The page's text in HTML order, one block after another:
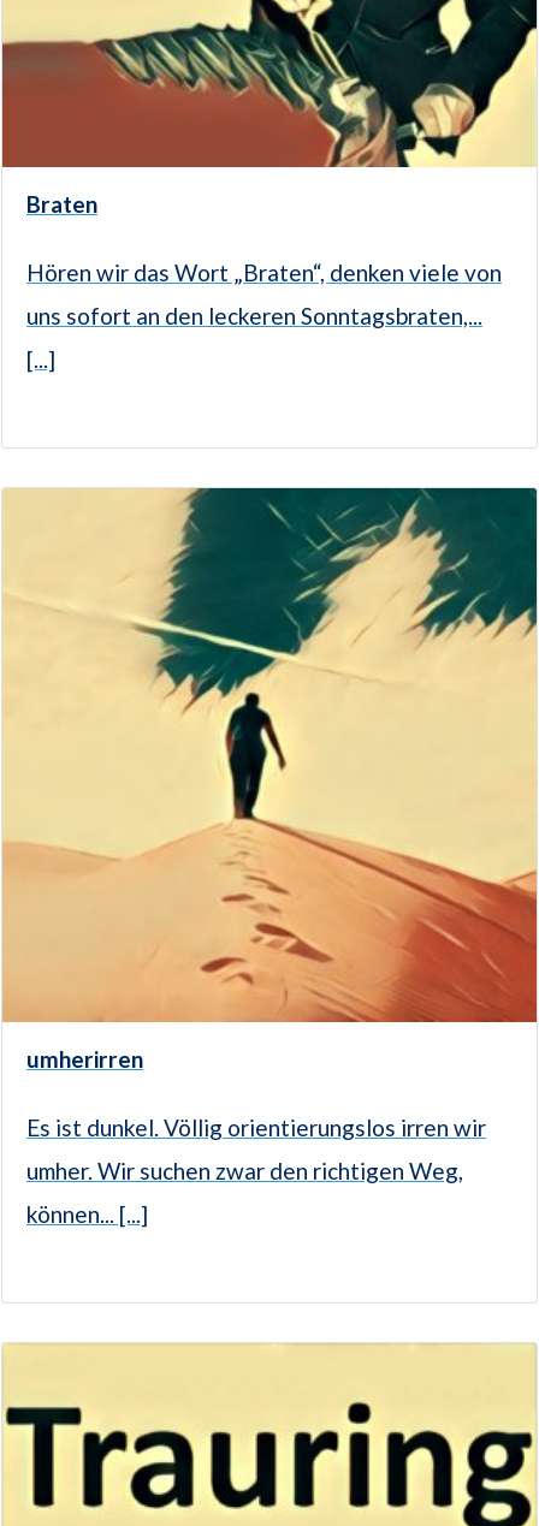
Braten
Hören wir das Wort „Braten“, denken viele von
uns sofort an den leckeren Sonntagsbraten,...
[...]
umherirren
Es ist dunkel. Völlig orientierungslos irren wir
umher. Wir suchen zwar den richtigen Weg,
können... [...]